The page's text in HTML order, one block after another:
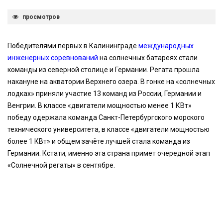
просмотров
Победителями первых в Калининграде международных
инженерных соревнований на солнечных батареях стали
команды из северной столице и Германии. Регата прошла
накануне на акватории Верхнего озера. В гонке на «солнечных
лодках» приняли участие 13 команд из России, Германии и
Венгрии. В классе «двигатели мощностью менее 1 КВт»
победу одержала команда Санкт-Петербургского морского
технического университета, в классе «двигатели мощностью
более 1 КВт» и общем зачёте лучшей стала команда из
Германии. Кстати, именно эта страна примет очередной этап
«Солнечной регаты» в сентябре.